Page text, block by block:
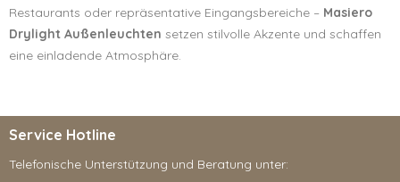
Restaurants oder repräsentative Eingangsbereiche – Masiero
Drylight Außenleuchten setzen stilvolle Akzente und schaffen
eine einladende Atmosphäre.
Service Hotline
Telefonische Unterstützung und Beratung unter: